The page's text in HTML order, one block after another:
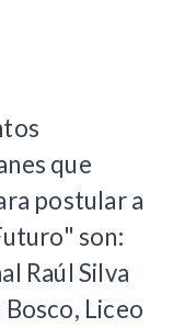
que
postular a
son:
Raúl Silva
Liceo